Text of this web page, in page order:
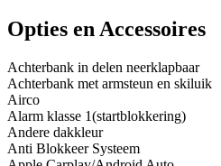
Opties en Accessoires
Achterbank in delen neerklapbaar
Achterbank met armsteun en skiluik
Airco
Alarm klasse 1(startblokkering)
Andere dakkleur
Anti Blokkeer Systeem